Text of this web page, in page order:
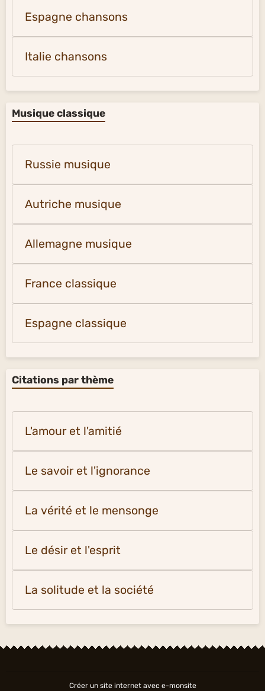
Espagne chansons
Italie chansons
Musique classique
Russie musique
Autriche musique
Allemagne musique
France classique
Espagne classique
Citations par thème
L'amour et l'amitié
Le savoir et l'ignorance
La vérité et le mensonge
Le désir et l'esprit
La solitude et la société
Créer un site internet avec e-monsite